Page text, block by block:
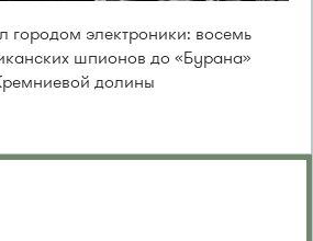
городом электроники: восемь
шпионов до «Бурана»
долины